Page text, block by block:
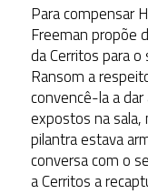
Para compensar
Freeman propõe
da Cerritos para
Ransom a
convencê-la a
expostos na sala,
pilantra estava
conversa com o
a Cerritos a